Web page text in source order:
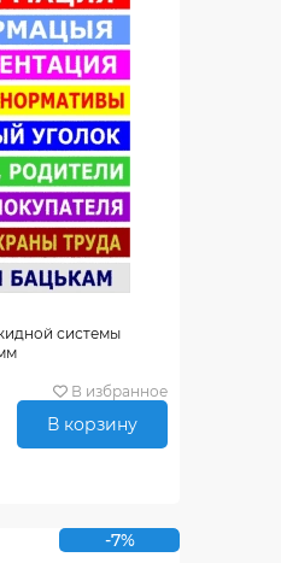
системы
В избранное
В корзину
-7%